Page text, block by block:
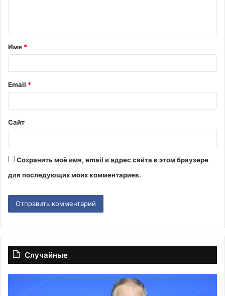
т
а
й
*
Имя *
Email *
Сайт
Сохранить моё имя, email и адрес сайта в этом браузере
для последующих моих комментариев.
Случайные